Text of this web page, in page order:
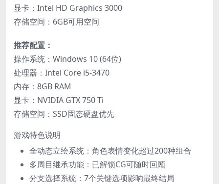
显卡：Intel HD Graphics 3000
存储空间：6GB可用空间
​推荐配置：​
操作系统：Windows 10 (64位)
处理器：Intel Core i5-3470
内存：8GB RAM
显卡：NVIDIA GTX 750 Ti
存储空间：SSD固态硬盘优先
游戏特色说明
全动态立绘系统：角色表情变化超过200种组合
多周目继承功能：已解锁CG可随时回顾
分支选择系统：7个关键选项影响最终结局